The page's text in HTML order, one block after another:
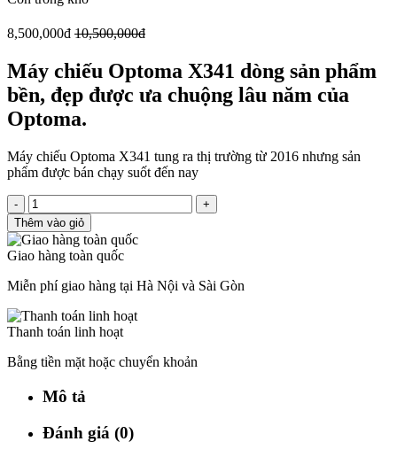
8,500,000đ 10,500,000đ
Máy chiếu Optoma X341 dòng sản phẩm
bền, đẹp được ưa chuộng lâu năm của
Optoma.
Máy chiếu Optoma X341 tung ra thị trường từ 2016 nhưng sản
phẩm được bán chạy suốt đến nay
-
+
Thêm vào giỏ
Giao hàng toàn quốc
Miễn phí giao hàng tại Hà Nội và Sài Gòn
Thanh toán linh hoạt
Bằng tiền mặt hoặc chuyển khoản
Mô tả
Đánh giá (0)